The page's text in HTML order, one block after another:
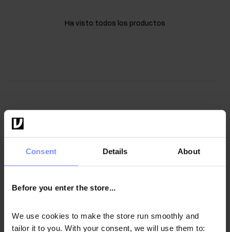
Consent Details About
Before you enter the store...
We use cookies to make the store run smoothly and
tailor it to you. With your consent, we will use them to:
Ha visto todos los productos
10
MANTÉNGASE EN FORMA Y AHORRE
Suscríbase al boletín de noticias: ¡recibirá un código
de descuento del 10% y descubrirá ofertas únicas